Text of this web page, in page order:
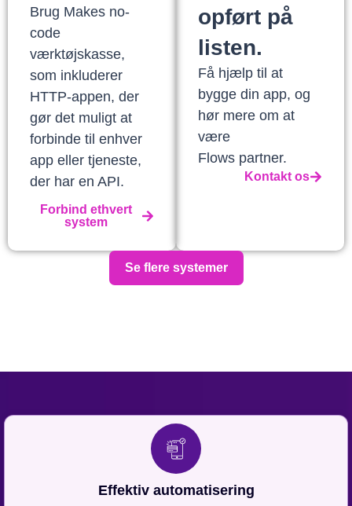
Brug Makes no-
code
værktøjskasse,
som inkluderer
HTTP-appen, der
gør det muligt at
forbinde til enhver
app eller tjeneste,
der har en API.
Forbind ethvert
system
opført på
listen.
Få hjælp til at
bygge din app, og
hør mere om at
være
Flows partner.
Kontakt os
Se flere systemer
Effektiv automatisering